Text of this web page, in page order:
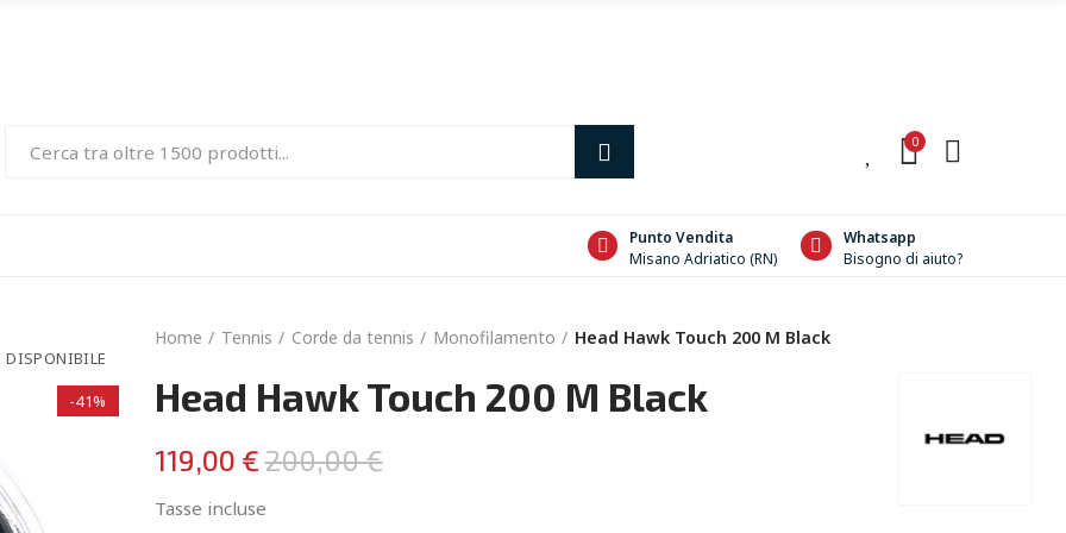
0
Punto Vendita
Misano Adriatico (RN)
Whatsapp
Bisogno di aiuto?
DISPONIBILE
-41%
Home Tennis Corde da tennis Monofilamento Head Hawk Touch 200 M Black
Head Hawk Touch 200 M Black
119,00 €200,00 €
Tasse incluse